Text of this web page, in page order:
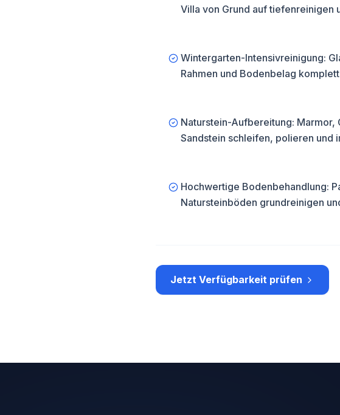
Villa von Grund auf tiefenreinigen
Wintergarten-Intensivreinigung:
Rahmen und Bodenbelag
Naturstein-Aufbereitung: Marmor,
Sandstein schleifen, polieren und
Hochwertige Bodenbehandlung:
Natursteinböden grundreinigen
Jetzt Verfügbarkeit prüfen